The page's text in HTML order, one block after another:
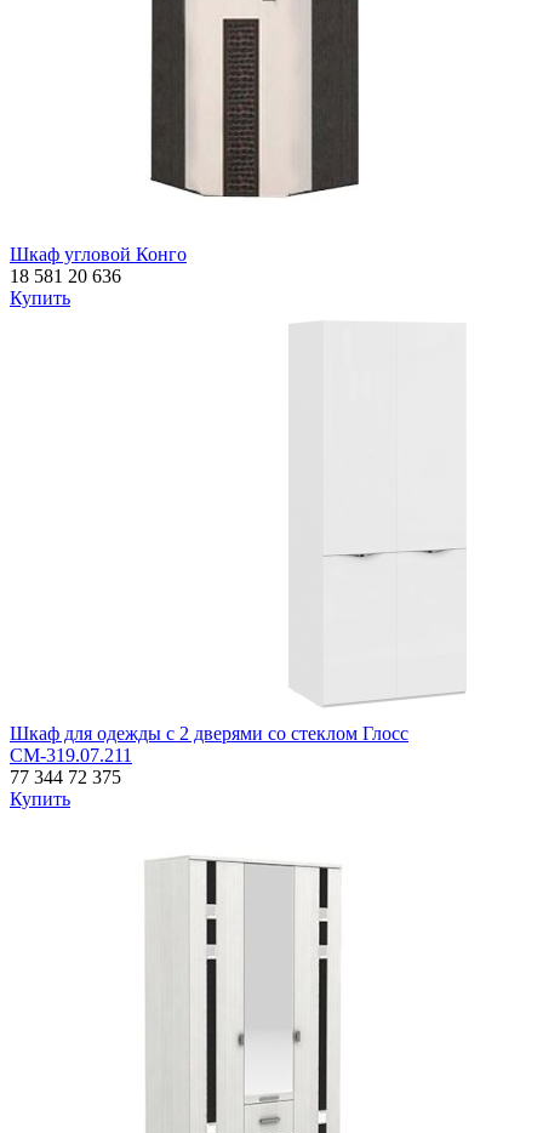
Шкаф угловой Конго
18 581 20 636
Купить
Шкаф для одежды с 2 дверями со стеклом Глосс
СМ-319.07.211
77 344 72 375
Купить